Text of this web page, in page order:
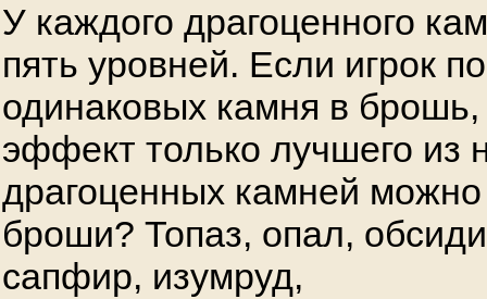
У каждого драгоценного
пять уровней. Если игрок
одинаковых камня в брошь,
эффект только лучшего из
драгоценных камней можно
броши? Топаз, опал,
сапфир, изумруд,